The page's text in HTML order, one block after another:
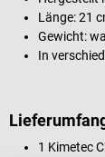
Länge: 21
Gewicht:
In
1 Kimetec